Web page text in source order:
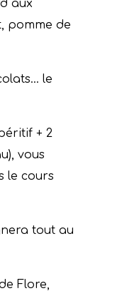
aux
pomme de
le
+ 2
vous
le cours
tout au
Flore,